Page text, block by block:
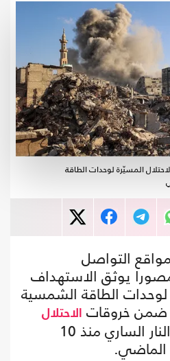
المسيّرة لوحدات الطاقة
التواصل
يوثق الاستهداف
لوحدات الطاقة الشمسية
ضمن خروقات الاحتلال
لاتفاق وقف إطلاق النار الساري منذ 10
الماضي.